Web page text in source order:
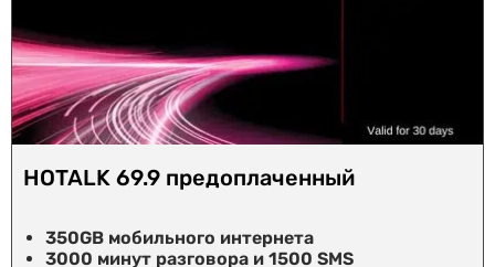
HOTALK 69.9 предоплаченный
350GB мобильного интернета
3000 минут разговора и 1500 SMS